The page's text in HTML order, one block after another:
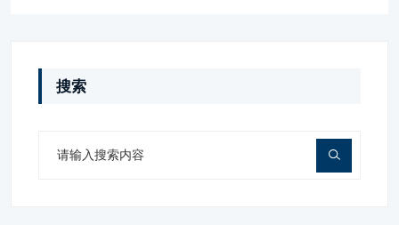
搜索